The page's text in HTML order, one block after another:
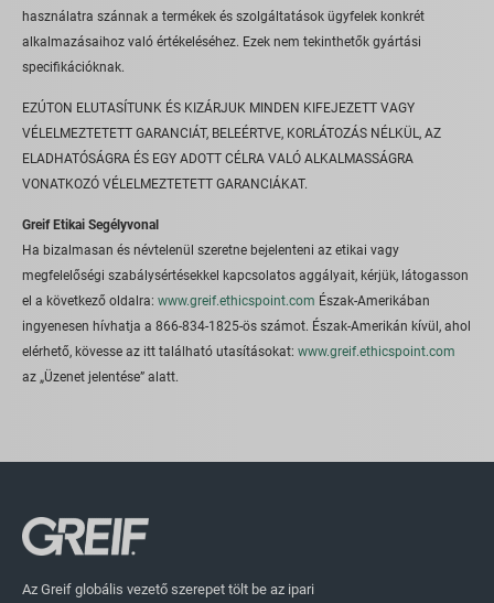
használatra szánnak a termékek és szolgáltatások ügyfelek konkrét
alkalmazásaihoz való értékeléséhez. Ezek nem tekinthetők gyártási
specifikációknak.
EZÚTON ELUTASÍTUNK ÉS KIZÁRJUK MINDEN KIFEJEZETT VAGY
VÉLELMEZTETETT GARANCIÁT, BELEÉRTVE, KORLÁTOZÁS NÉLKÜL, AZ
ELADHATÓSÁGRA ÉS EGY ADOTT CÉLRA VALÓ ALKALMASSÁGRA
VONATKOZÓ VÉLELMEZTETETT GARANCIÁKAT.
Greif Etikai Segélyvonal
Ha bizalmasan és névtelenül szeretne bejelenteni az etikai vagy
megfelelőségi szabálysértésekkel kapcsolatos aggályait, kérjük, látogasson
el a következő oldalra: www.greif.ethicspoint.com Észak-Amerikában
ingyenesen hívhatja a 866-834-1825-ös számot. Észak-Amerikán kívül, ahol
elérhető, kövesse az itt található utasításokat: www.greif.ethicspoint.com
az „Üzenet jelentése” alatt.
Az Greif globális vezető szerepet tölt be az ipari